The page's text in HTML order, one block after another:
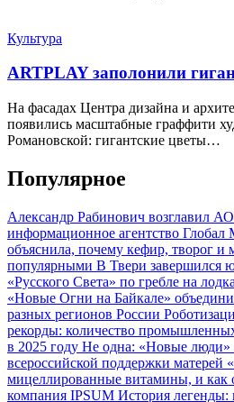
Культура
ARTPLAY заполонили
На фасадах Центра дизайна и
появились масштабные граффити
Романовской: гигантские цветы…
Популярное
Александр Рабинович возглавил
информационное агентство Глобал
объяснила, почему кефир, творог и
популярными В Твери завершился
«Русского Света» по гребле на
«Новые Огни на Байкале»
разных регионов России
рекорды: количество
в 2025 году Не одна: «Новые люди»
всероссийской поддержки
мицеллированные витамины, и как
компания IPSUM История легенды: